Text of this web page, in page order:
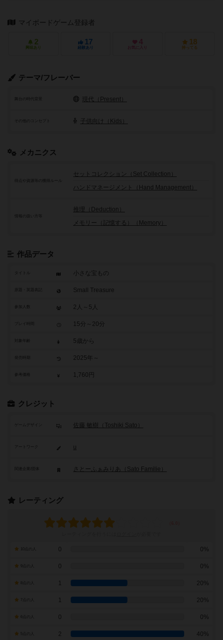
マイボードゲーム登録者
2
興味あり
17
経験あり
4
お気に入り
18
持ってる
テーマ/フレーバー
舞台の時代背景 現代（Present）
その他のコンセプト 子供向け（Kids）
メカニクス
得点や資源等の獲得ルール
セットコレクション（Set Collection）
ハンドマネージメント（Hand Management）
推理（Deduction）
メモリー（記憶する）（Memory）
作品データ
タイトル 小さな宝もの
原題・英題表記 Small Treasure
参加人数 2人～5人
15分～20分
対象年齢 5歳から
2025年～
参考価格 1,760円
クレジット
ゲームデザイン 佐藤 敏樹（Toshiki Sato）
アートワーク u
さとーふぁみりあ（Sato Familie）
レーティング
0 0%
9点の人 0 0%
1 20%
7点の人 1 20%
0 0%
2 40%